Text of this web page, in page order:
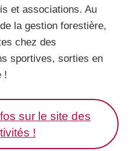
et associations. Au
la gestion forestière,
chez des
sportives, sorties en
!
sur le site des
!